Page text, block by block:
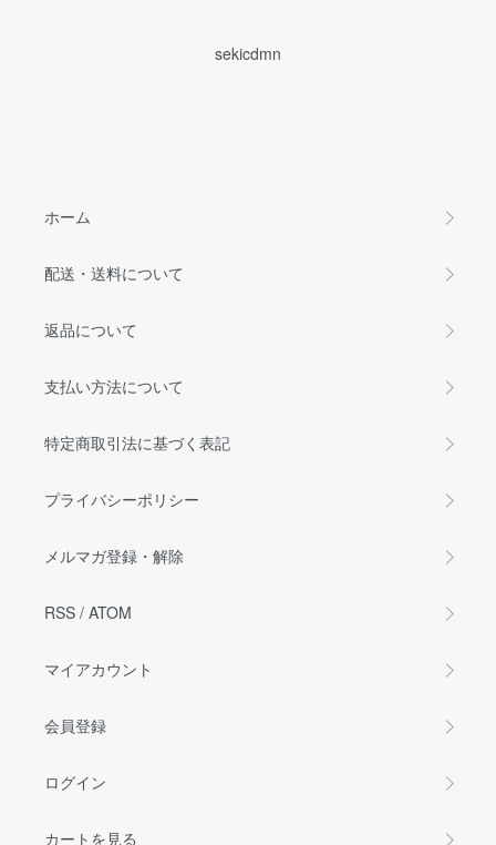
sekicdmn
ホーム
配送・送料について
返品について
支払い方法について
特定商取引法に基づく表記
プライバシーポリシー
メルマガ登録・解除
RSS / ATOM
マイアカウント
会員登録
ログイン
カートを見る